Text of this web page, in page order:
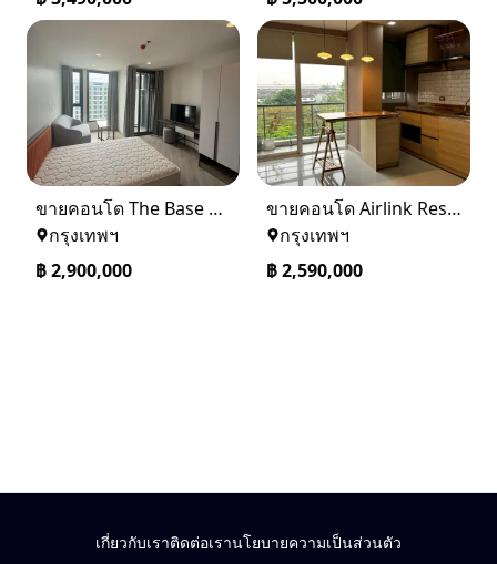
ขายคอนโด The Base saphanmai ย่านสะพานใหม่
กรุงเทพฯ
฿2,900,000
ขายคอนโด Airlink Residence Building 7 Airport Link ลาดกระบัง
กรุงเทพฯ
฿2,590,000
เกี่ยวกับเราติดต่อเรานโยบายความเป็นส่วนตัว